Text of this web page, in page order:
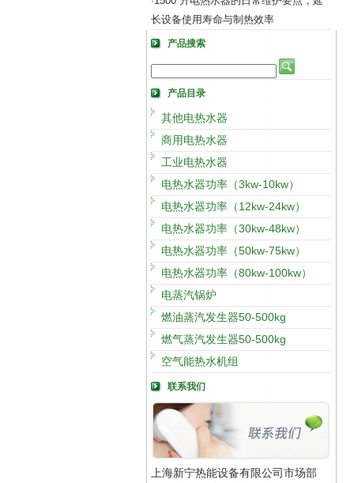
长设备使用寿命与制热效率
产品搜索
产品目录
其他电热水器
商用电热水器
工业电热水器
电热水器功率（3kw-10kw）
电热水器功率（12kw-24kw）
电热水器功率（30kw-48kw）
电热水器功率（50kw-75kw）
电热水器功率（80kw-100kw）
电蒸汽锅炉
燃油蒸汽发生器50-500kg
燃气蒸汽发生器50-500kg
空气能热水机组
联系我们
上海新宁热能设备有限公司市场部